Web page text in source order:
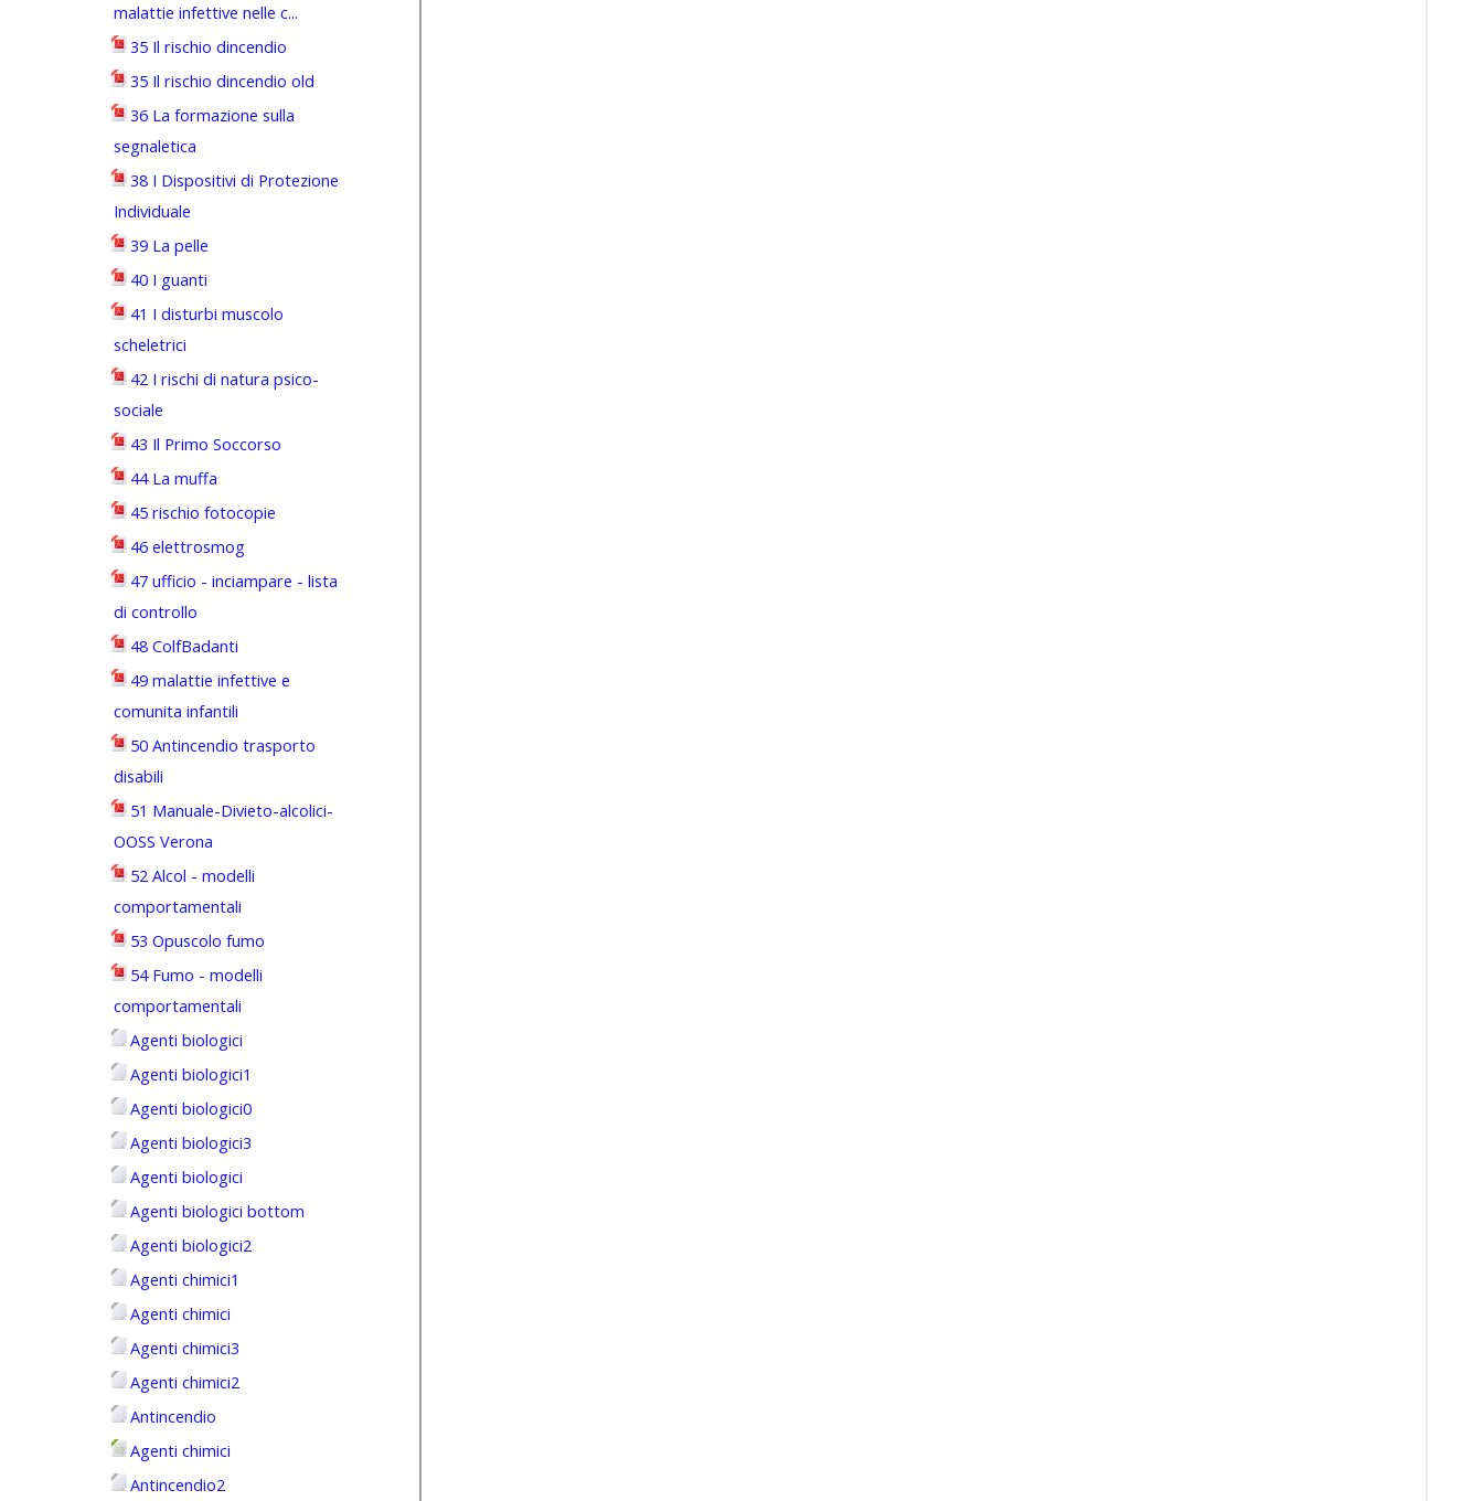
malattie infettive nelle c...
35 Il rischio dincendio
35 Il rischio dincendio old
36 La formazione sulla
segnaletica
38 I Dispositivi di Protezione
Individuale
39 La pelle
40 I guanti
41 I disturbi muscolo
scheletrici
42 I rischi di natura psico-
sociale
43 Il Primo Soccorso
44 La muffa
45 rischio fotocopie
46 elettrosmog
47 ufficio - inciampare - lista
di controllo
48 ColfBadanti
49 malattie infettive e
comunita infantili
50 Antincendio trasporto
disabili
51 Manuale-Divieto-alcolici-
OOSS Verona
52 Alcol - modelli
comportamentali
53 Opuscolo fumo
54 Fumo - modelli
comportamentali
Agenti biologici
Agenti biologici1
Agenti biologici0
Agenti biologici3
Agenti biologici
Agenti biologici bottom
Agenti biologici2
Agenti chimici1
Agenti chimici
Agenti chimici3
Agenti chimici2
Antincendio
Agenti chimici
Antincendio2